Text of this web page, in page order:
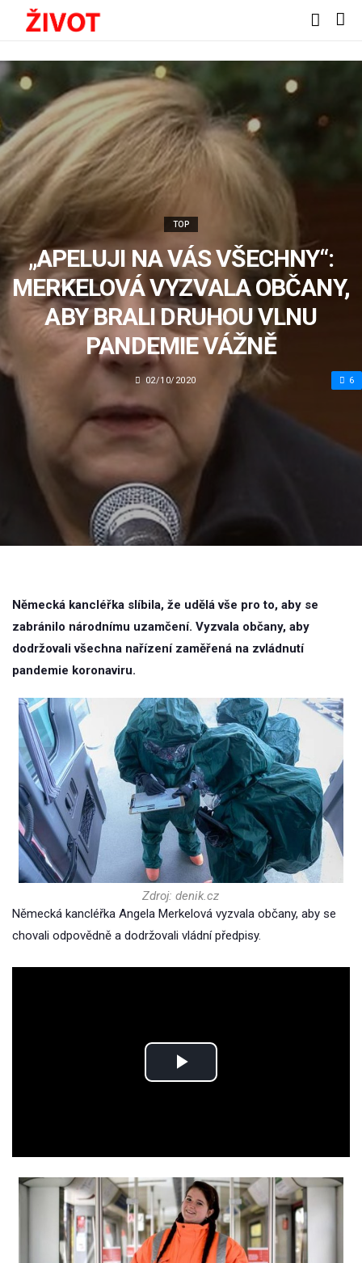
TOP
„APELUJI NA VÁS VŠECHNY“:
MERKELOVÁ VYZVALA OBČANY,
ABY BRALI DRUHOU VLNU
PANDEMIE VÁŽNĚ
02/10/2020 6
Německá kancléřka slíbila, že udělá vše pro to, aby se
zabránilo národnímu uzamčení. Vyzvala občany, aby
dodržovali všechna nařízení zaměřená na zvládnutí
pandemie koronaviru.
Zdroj: denik.cz
Německá kancléřka Angela Merkelová vyzvala občany, aby se
chovali odpovědně a dodržovali vládní předpisy.
Play